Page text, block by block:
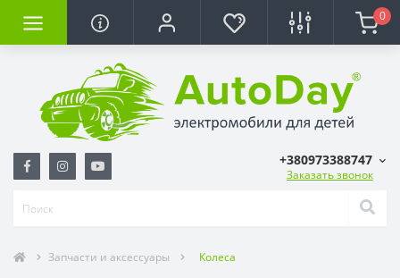
0
+380973388747
Заказать звонок
Запчасти и аксессуары Колеса